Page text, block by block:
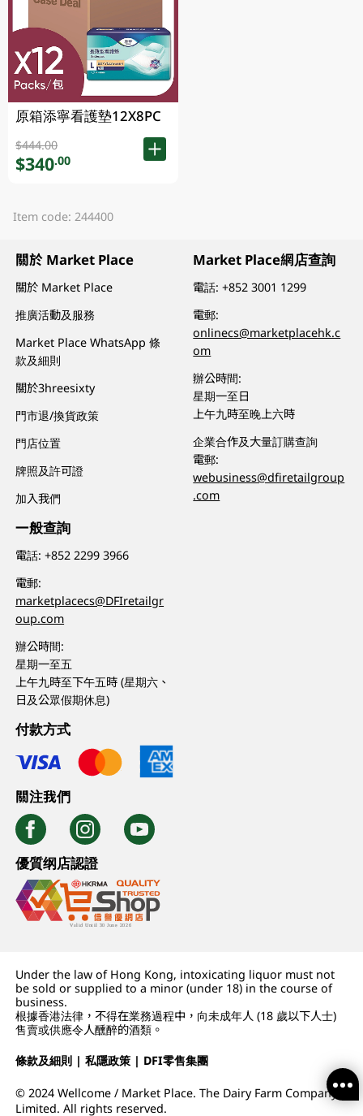
原箱添寧看護墊12X8PC
$444.00
$340.00
Item code: 244400
關於 Market Place
關於 Market Place
推廣活動及服務
Market Place WhatsApp 條
款及細則
關於3hreesixty
門市退/換貨政策
門店位置
牌照及許可證
加入我們
一般查詢
電話:+852 2299 3966
電郵:
marketplacecs@DFIretailgr
oup.com
辦公時間:
星期一至五
上午九時至下午五時 (星期六、
日及公眾假期休息)
Market Place網店查詢
電話:+852 3001 1299
電郵:
onlinecs@marketplacehk.c
om
辦公時間:
星期一至日
上午九時至晚上六時
企業合作及大量訂購查詢
電郵:
webusiness@dfiretailgroup
.com
付款方式
關注我們
優質纲店認證
Under the law of Hong Kong, intoxicating liquor must not
be sold or supplied to a minor (under 18) in the course of
business.
根據香港法律，不得在業務過程中，向未成年人 (18 歲以下人士)
售賣或供應令人醺醉的酒類。
條款及細則 |私隱政策 | DFI零售集團
© 2024 Wellcome / Market Place. The Dairy Farm Company
Limited. All rights reserved.